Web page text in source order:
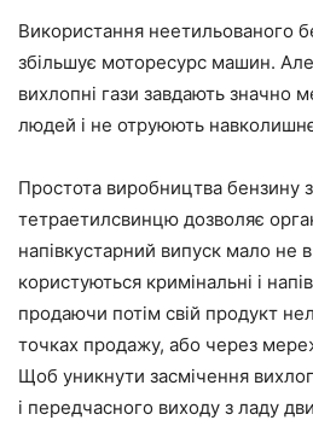
Використання неетильованого
збільшує моторесурс машин.
вихлопні гази завдають значно
людей і не отруюють
Простота виробництва бензину
тетраетилсвинцю дозволяє
напівкустарний випуск мало не
користуються кримінальні і
продаючи потім свій продукт
точках продажу, або через
Щоб уникнути засмічення
і передчасного виходу з ладу